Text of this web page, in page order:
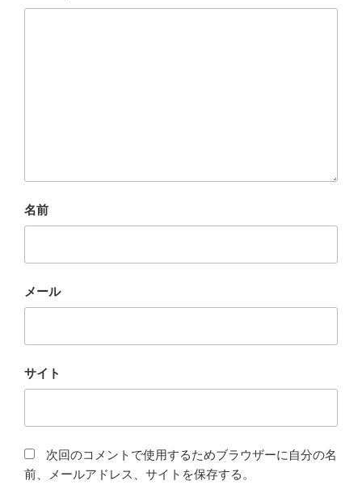
名前
メール
サイト
次回のコメントで使用するためブラウザーに自分の名
前、メールアドレス、サイトを保存する。